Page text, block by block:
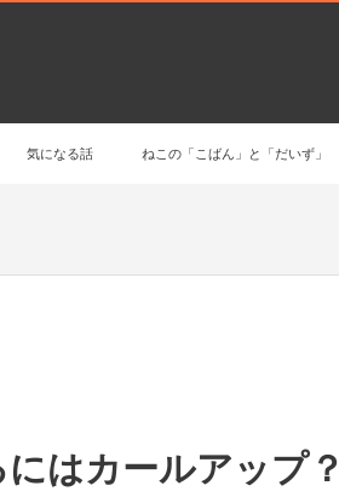
気になる話 ねこの「こばん」と「だいず」
はカールアップ？